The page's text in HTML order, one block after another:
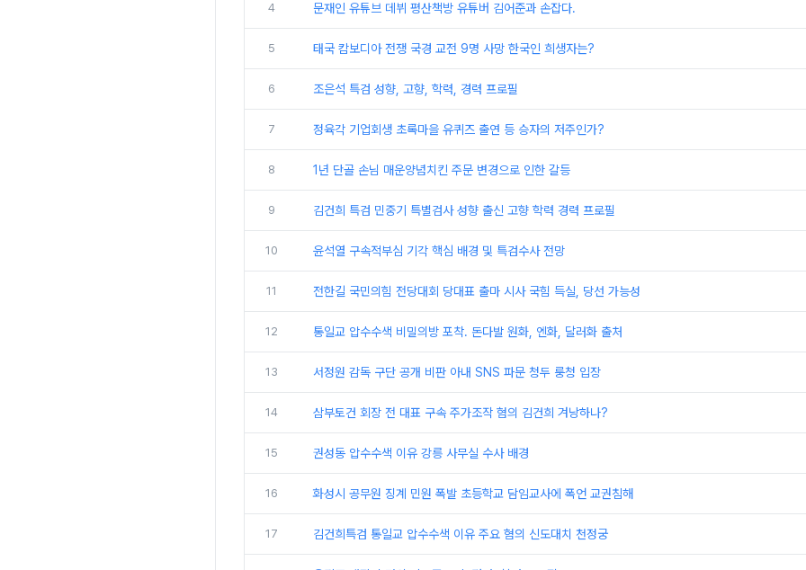
4 문재인 유튜브 데뷔 평산책방 유튜버 김어준과 손잡다.
5 태국 캄보디아 전쟁 국경 교전 9명 사망 한국인 희생자는?
6 조은석 특검 성향, 고향, 학력, 경력 프로필
7 정육각 기업회생 초록마을 유퀴즈 출연 등 승자의 저주인가?
8 1년 단골 손님 매운양념치킨 주문 변경으로 인한 갈등
9 김건희 특검 민중기 특별검사 성향 출신 고향 학력 경력 프로필
10 윤석열 구속적부심 기각 핵심 배경 및 특검수사 전망
11 전한길 국민의힘 전당대회 당대표 출마 시사 국힘 득실, 당선 가능성
12 통일교 압수수색 비밀의방 포착. 돈다발 원화, 엔화, 달러화 출처
13 서정원 감독 구단 공개 비판 아내 SNS 파문 청두 룽청 입장
14 삼부토건 회장 전 대표 구속 주가조작 혐의 김건희 겨낭하나?
15 권성동 압수수색 이유 강릉 사무실 수사 배경
16 화성시 공무원 징계 민원 폭발 초등학교 담임교사에 폭언 교권침해
17 김건희특검 통일교 압수수색 이유 주요 혐의 신도대치 천정궁